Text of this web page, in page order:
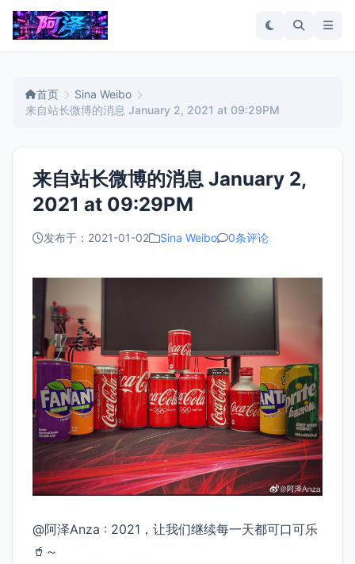
首页
Sina Weibo
来自站长微博的消息 January 2, 2021 at 09:29PM
来自站长微博的消息 January 2,
2021 at 09:29PM
发布于：2021-01-02 Sina Weibo 0条评论
@阿泽Anza : 2021，让我们继续每一天都可口可乐
🥤～